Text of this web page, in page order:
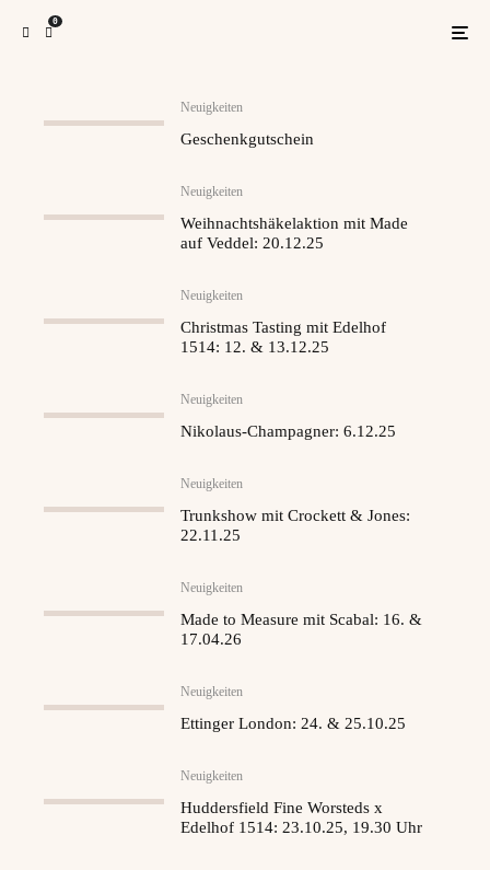
0
Neuigkeiten
Geschenkgutschein
Neuigkeiten
Weihnachtshäkelaktion mit Made
auf Veddel: 20.12.25
Neuigkeiten
Christmas Tasting mit Edelhof
1514: 12. & 13.12.25
Neuigkeiten
Nikolaus-Champagner: 6.12.25
Neuigkeiten
Trunkshow mit Crockett & Jones:
22.11.25
Neuigkeiten
Made to Measure mit Scabal: 16. &
17.04.26
Neuigkeiten
Ettinger London: 24. & 25.10.25
Neuigkeiten
Huddersfield Fine Worsteds x
Edelhof 1514: 23.10.25, 19.30 Uhr